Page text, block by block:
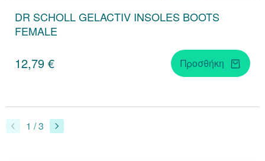
DR SCHOLL GELACTIV INSOLES BOOTS
FEMALE
12,79 € Προσθήκη
1 / 3